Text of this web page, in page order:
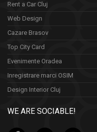
Rent a Car Cluj
Web Design
Cazare Brasov
Top City Card
Evenimente Oradea
Inregistrare marci OSIM
Design Interior Cluj
WE ARE SOCIABLE!